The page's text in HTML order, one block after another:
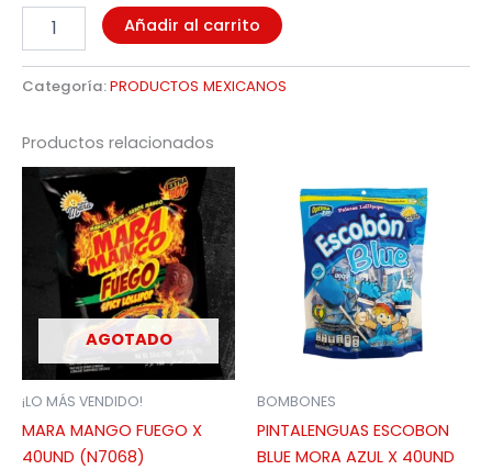
Añadir al carrito
Categoría:PRODUCTOS MEXICANOS
Productos relacionados
AGOTADO
¡LO MÁS VENDIDO!
MARA MANGO FUEGO X
40UND (N7068)
BOMBONES
PINTALENGUAS ESCOBON
BLUE MORA AZUL X 40UND